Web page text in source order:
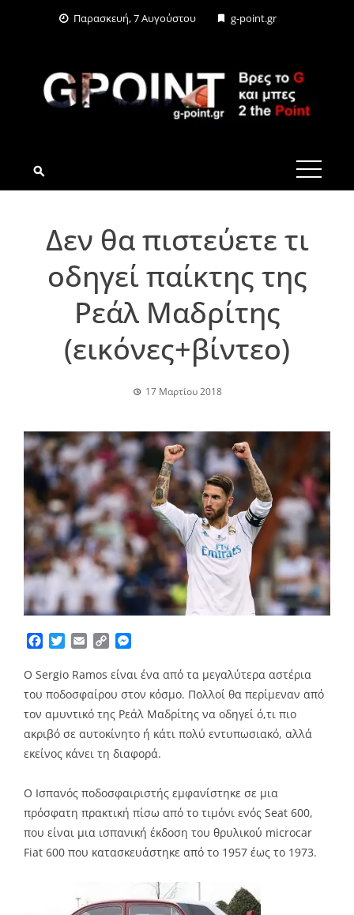
Παρασκευή, 7 Αυγούστου g-point.gr
G-POINT.GR
Δεν θα πιστεύετε τι
οδηγεί παίκτης της
Ρεάλ Μαδρίτης
(εικόνες+βίντεο)
17 Μαρτίου 2018
Facebook
TwitterEmailCopy
Ο Sergio Ramos είναι ένα από τα μεγαλύτερα αστέρια
του ποδοσφαίρου στον κόσμο. Πολλοί θα περίμεναν από
τον αμυντικό της Ρεάλ Μαδρίτης να οδηγεί ό,τι πιο
ακριβό σε αυτοκίνητο ή κάτι πολύ εντυπωσιακό, αλλά
εκείνος κάνει τη διαφορά.
Ο Ισπανός ποδοσφαιριστής εμφανίστηκε σε μια
πρόσφατη πρακτική πίσω από το τιμόνι ενός Seat 600,
που είναι μια ισπανική έκδοση του θρυλικού microcar
Fiat 600 που κατασκευάστηκε από το 1957 έως το 1973.